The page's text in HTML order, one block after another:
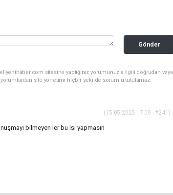
Gönder
sitesine yaptığınız yorumunuzla ilgili doğrudan veya
yorumlardan site yönetimi hiçbir şekilde sorumlu tutulamaz.
(15.05.2025 17:09 - #241)
bilmeyen ler bu işi yapmasın